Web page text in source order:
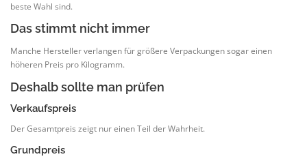
beste Wahl sind.
Das stimmt nicht immer
Manche Hersteller verlangen für größere Verpackungen sogar einen
höheren Preis pro Kilogramm.
Deshalb sollte man prüfen
Verkaufspreis
Der Gesamtpreis zeigt nur einen Teil der Wahrheit.
Grundpreis